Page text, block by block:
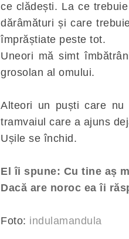
ce clădești. La ce
dărâmături și care
împrăștiate peste tot.
Uneori mă simt
grosolan al omului.
Alteori un puști care
tramvaiul care a ajuns
Ușile se închid.
El îi spune: Cu tine aș
Dacă are noroc ea îi
Foto: indulamandula